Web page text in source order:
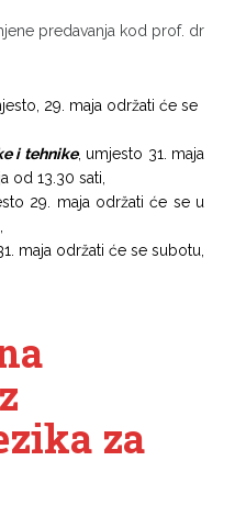
predavanja kod prof. dr
29. maja održati će se
i tehnike, umjesto 31. maja
od 13.30 sati,
29. maja održati će se u
maja održati će se subotu,
za